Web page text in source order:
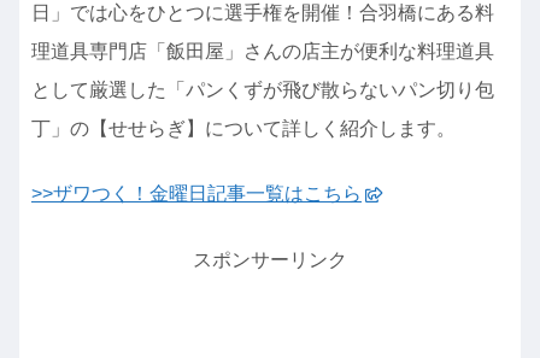
日」では心をひとつに選手権を開催！合羽橋にある料
理道具専門店「飯田屋」さんの店主が便利な料理道具
として厳選した「パンくずが飛び散らないパン切り包
丁」の【せせらぎ】について詳しく紹介します。
>>ザワつく！金曜日記事一覧はこちら
スポンサーリンク